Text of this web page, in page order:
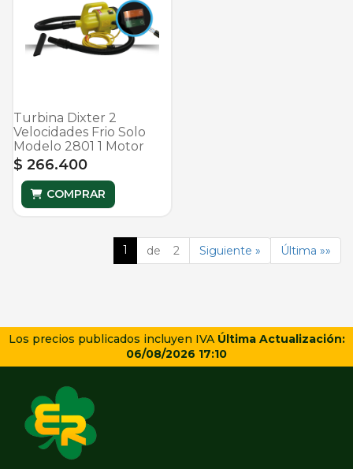
Turbina Dixter 2
Velocidades Frio Solo
Modelo 2801 1 Motor
$ 266.400
COMPRAR
1 de 2 Siguiente » Última »»
Los precios publicados incluyen IVA Última Actualización:
06/08/2026 17:10